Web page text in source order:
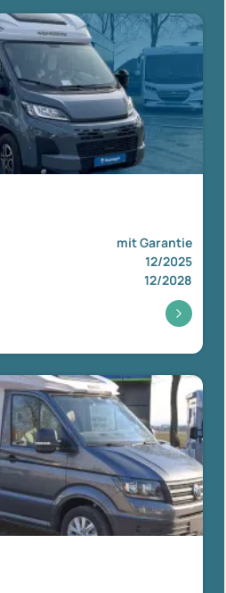
mit Garantie
12/2025
12/2028